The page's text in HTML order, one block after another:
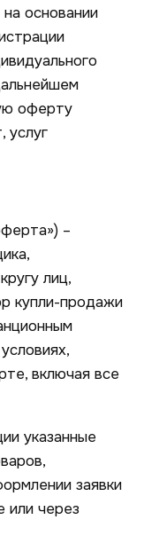
основании
оферту
услуг
–
лиц,
купли-продажи
включая все
указанные
заявки
или через